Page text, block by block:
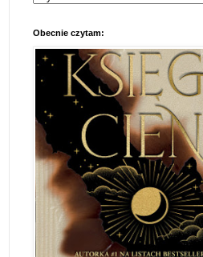
Obecnie czytam: